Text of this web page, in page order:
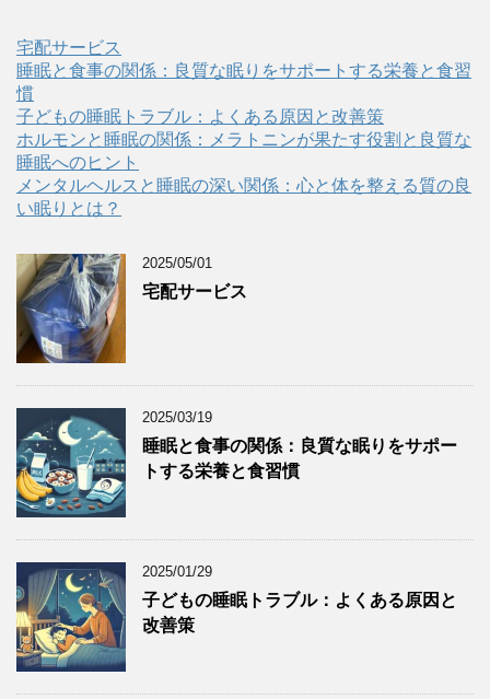
宅配サービス
睡眠と食事の関係：良質な眠りをサポートする栄養と食習
慣
子どもの睡眠トラブル：よくある原因と改善策
ホルモンと睡眠の関係：メラトニンが果たす役割と良質な
睡眠へのヒント
メンタルヘルスと睡眠の深い関係：心と体を整える質の良
い眠りとは？
2025/05/01
宅配サービス
2025/03/19
睡眠と食事の関係：良質な眠りをサポー
トする栄養と食習慣
2025/01/29
子どもの睡眠トラブル：よくある原因と
改善策